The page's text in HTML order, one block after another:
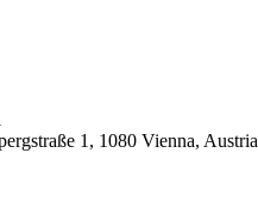
1, 1080 Vienna, Austria